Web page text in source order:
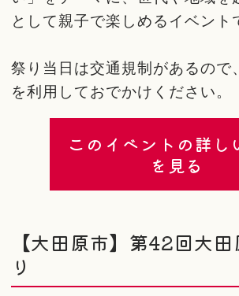
として親子で楽しめるイベント
祭り当日は交通規制があるので
を利用しておでかけください。
このイベントの詳し
を見る
【大田原市】第42回大
り